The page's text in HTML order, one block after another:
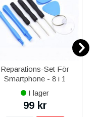
Reparations-Set För
Smartphone - 8 i 1
I lager
99 kr